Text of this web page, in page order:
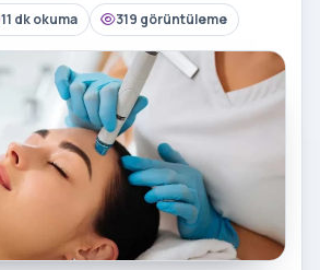
11 dk okuma 319 görüntüleme